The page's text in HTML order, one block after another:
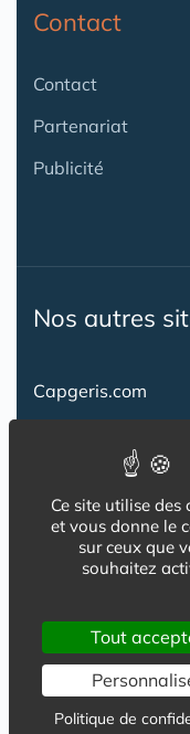
Contact
Contact
Partenariat
Publicité
Nos autres
Capgeris.com
Emploi-formation-
Seniorissimmo.com
Creche-et-
© Maisons-et-
Ce site utilise des
et vous donne le
sur ceux que
souhaitez
Tout
Politique de